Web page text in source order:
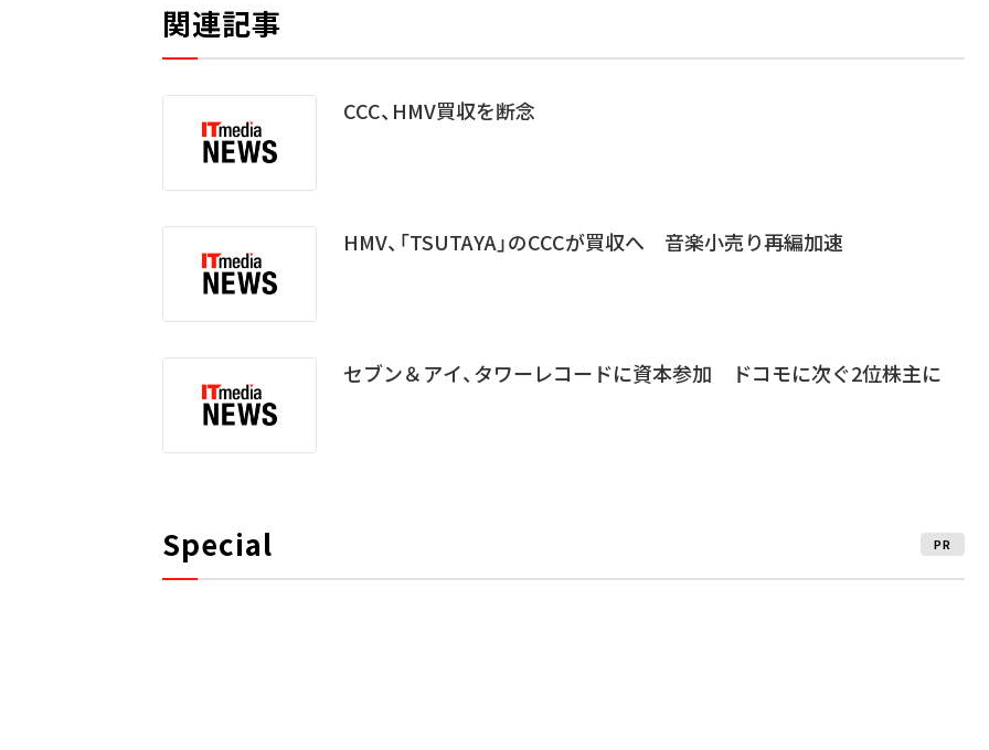
関連記事
CCC、HMV買収を断念
HMV、「TSUTAYA」のCCCが買収へ 音楽小売り再編加速
セブン＆アイ、タワーレコードに資本参加 ドコモに次ぐ2位株主に
Special PR